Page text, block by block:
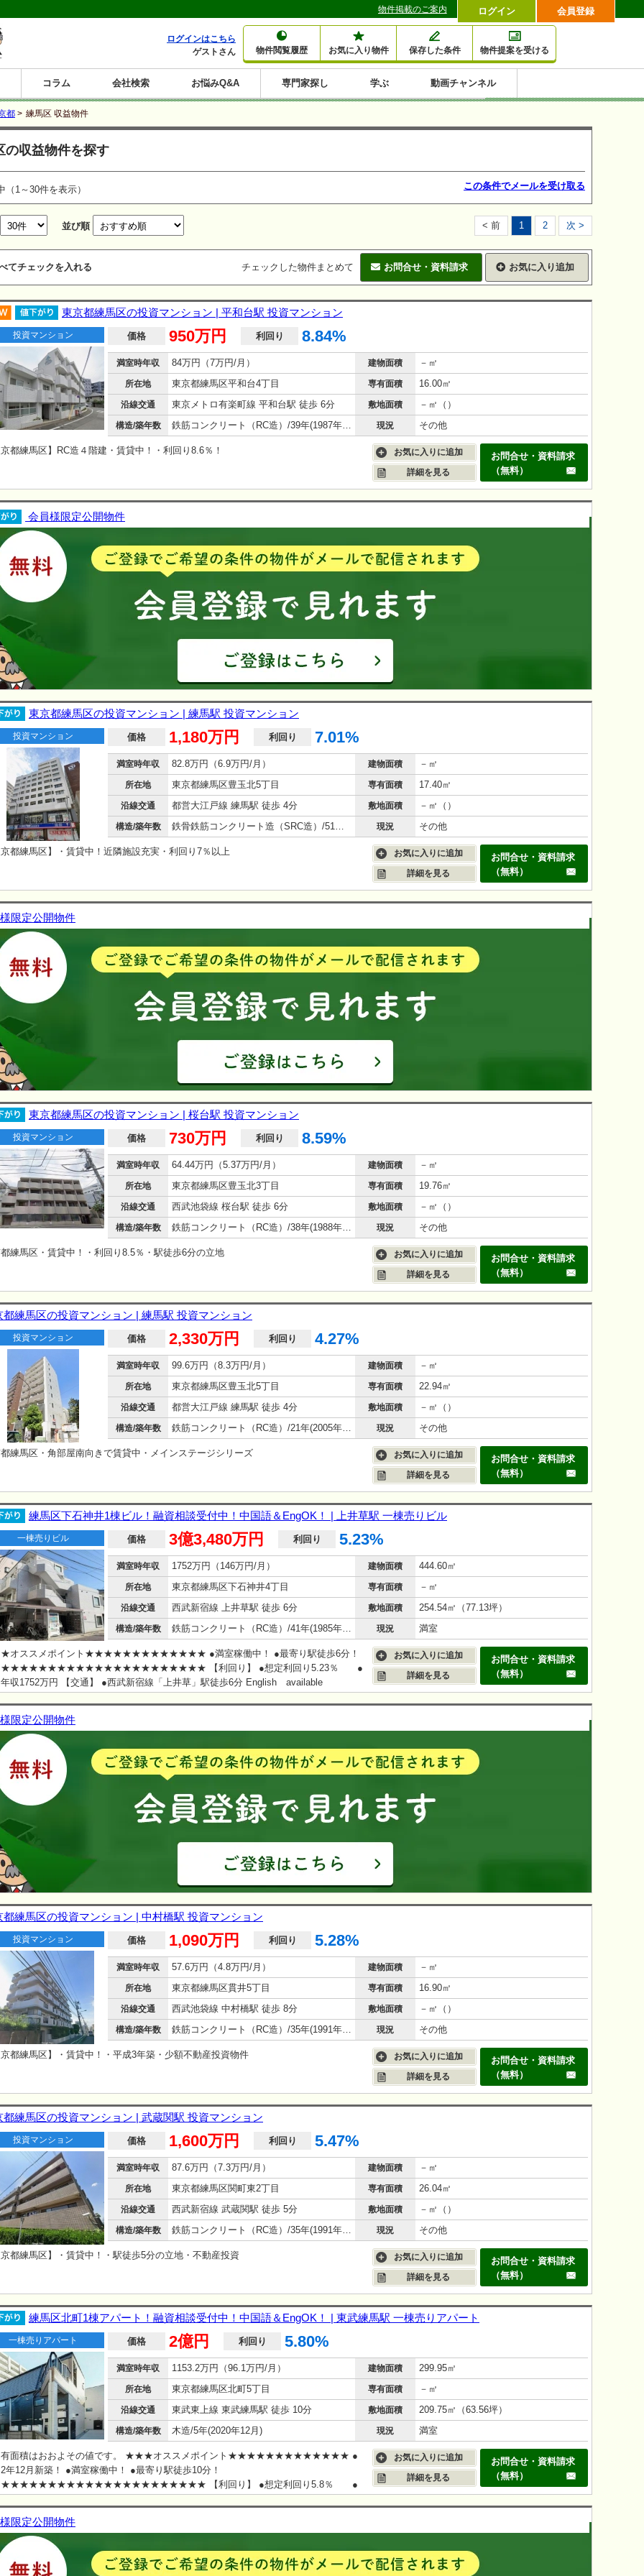
物件閲覧履歴 お気に入り物件 保存した条件 物件提案を受ける
ログインはこちら
ゲストさん
投資マンション
一棟売りアパート
一棟売りマンション
一棟売りビル
店舗・事務所
賃貸併用住宅
戸建賃貸
新築住宅
工場・倉庫
ホテルペンション
コラム
購入コラム
売却コラム
大家さんコラム
賃貸経営コラム
会社検索 お悩みQ&A 専門家探し 学ぶ 動画チャンネル
ログイン 会員登録
物件掲載のご案内
都 > 練馬区 収益物件
の収益物件を探す
（1～30件を表示） この条件でメールを受け取る
並び順 < 前 1 2 次 >
てチェックを入れる チェックした物件まとめて お気に入り追加
お問合せ・資料請求
東京都練馬区の投資マンション | 平和台駅 投資マンション
投資マンション 価格 950万円 利回り 8.84%
満室時年収 84万円（7万円/月） 建物面積 －㎡
所在地 東京都練馬区平和台4丁目 専有面積 16.00㎡
沿線交通 東京メトロ有楽町線 平和台駅 徒歩 6分 敷地面積 －㎡（）
構造/築年数 鉄筋コンクリート（RC造）/39年(1987年3月) 現況 その他
都練馬区】RC造４階建・賃貸中！・利回り8.6％！
お気に入りに追加
詳細を見る
お問合せ・資料請求
（無料）
会員様限定公開物件
東京都練馬区の投資マンション | 練馬駅 投資マンション
投資マンション 価格 1,180万円 利回り 7.01%
満室時年収 82.8万円（6.9万円/月） 建物面積 －㎡
所在地 東京都練馬区豊玉北5丁目 専有面積 17.40㎡
沿線交通 都営大江戸線 練馬駅 徒歩 4分 敷地面積 －㎡（）
構造/築年数 鉄骨鉄筋コンクリート造（SRC造）/51年(1975年4月) 現況 その他
都練馬区】・賃貸中！近隣施設充実・利回り7％以上
お気に入りに追加
詳細を見る
お問合せ・資料請求
（無料）
限定公開物件
東京都練馬区の投資マンション | 桜台駅 投資マンション
投資マンション 価格 730万円 利回り 8.59%
満室時年収 64.44万円（5.37万円/月） 建物面積 －㎡
所在地 東京都練馬区豊玉北3丁目 専有面積 19.76㎡
沿線交通 西武池袋線 桜台駅 徒歩 6分 敷地面積 －㎡（）
構造/築年数 鉄筋コンクリート（RC造）/38年(1988年5月) 現況 その他
練馬区・賃貸中！・利回り8.5％・駅徒歩6分の立地
お気に入りに追加
詳細を見る
お問合せ・資料請求
（無料）
都練馬区の投資マンション | 練馬駅 投資マンション
投資マンション 価格 2,330万円 利回り 4.27%
満室時年収 99.6万円（8.3万円/月） 建物面積 －㎡
所在地 東京都練馬区豊玉北5丁目 専有面積 22.94㎡
沿線交通 都営大江戸線 練馬駅 徒歩 4分 敷地面積 －㎡（）
構造/築年数 鉄筋コンクリート（RC造）/21年(2005年7月) 現況 その他
練馬区・角部屋南向きで賃貸中・メインステージシリーズ
お気に入りに追加
詳細を見る
お問合せ・資料請求
（無料）
練馬区下石神井1棟ビル！融資相談受付中！中国語＆EngOK！ | 上井草駅 一棟売りビル
一棟売りビル 価格 3億3,480万円 利回り 5.23%
満室時年収 1752万円（146万円/月） 建物面積 444.60㎡
所在地 東京都練馬区下石神井4丁目 専有面積 －㎡
沿線交通 西武新宿線 上井草駅 徒歩 6分 敷地面積 254.54㎡（77.13坪）
構造/築年数 鉄筋コンクリート（RC造）/41年(1985年3月) 現況 満室
ススメポイント★★★★★★★★★★★★★ ●満室稼働中！ ●最寄り駅徒歩6分！
【利回り】 ●想定利回り5.23％ ●
収1752万円 【交通】 ●西武新宿線「上井草」駅徒歩6分 English available
お気に入りに追加
詳細を見る
お問合せ・資料請求
（無料）
限定公開物件
都練馬区の投資マンション | 中村橋駅 投資マンション
投資マンション 価格 1,090万円 利回り 5.28%
満室時年収 57.6万円（4.8万円/月） 建物面積 －㎡
所在地 東京都練馬区貫井5丁目 専有面積 16.90㎡
沿線交通 西武池袋線 中村橋駅 徒歩 8分 敷地面積 －㎡（）
構造/築年数 鉄筋コンクリート（RC造）/35年(1991年6月) 現況 その他
都練馬区】・賃貸中！・平成3年築・少額不動産投資物件
お気に入りに追加
詳細を見る
お問合せ・資料請求
（無料）
都練馬区の投資マンション | 武蔵関駅 投資マンション
投資マンション 価格 1,600万円 利回り 5.47%
満室時年収 87.6万円（7.3万円/月） 建物面積 －㎡
所在地 東京都練馬区関町東2丁目 専有面積 26.04㎡
沿線交通 西武新宿線 武蔵関駅 徒歩 5分 敷地面積 －㎡（）
構造/築年数 鉄筋コンクリート（RC造）/35年(1991年2月) 現況 その他
都練馬区】・賃貸中！・駅徒歩5分の立地・不動産投資
お気に入りに追加
詳細を見る
お問合せ・資料請求
（無料）
練馬区北町1棟アパート！融資相談受付中！中国語＆EngOK！ | 東武練馬駅 一棟売りアパート
一棟売りアパート 価格 2億円 利回り 5.80%
満室時年収 1153.2万円（96.1万円/月） 建物面積 299.95㎡
所在地 東京都練馬区北町5丁目 専有面積 －㎡
沿線交通 東武東上線 東武練馬駅 徒歩 10分 敷地面積 209.75㎡（63.56坪）
構造/築年数 木造/5年(2020年12月) 現況 満室
面積はおおよその値です。 ★★★オススメポイント★★★★★★★★★★★★★ ●
年12月新築！ ●満室稼働中！ ●最寄り駅徒歩10分！
【利回り】 ●想定利回り5.8％ ●
お気に入りに追加
詳細を見る
お問合せ・資料請求
（無料）
限定公開物件